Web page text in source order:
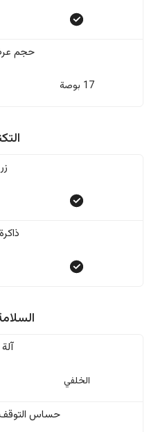
حجم
17 بوصة
الخلفي
حساس التوقف